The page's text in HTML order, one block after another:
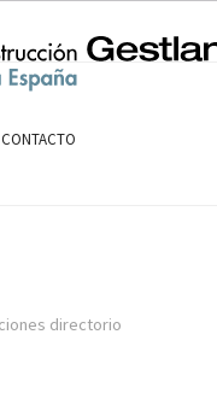
CONTACTO
directorio